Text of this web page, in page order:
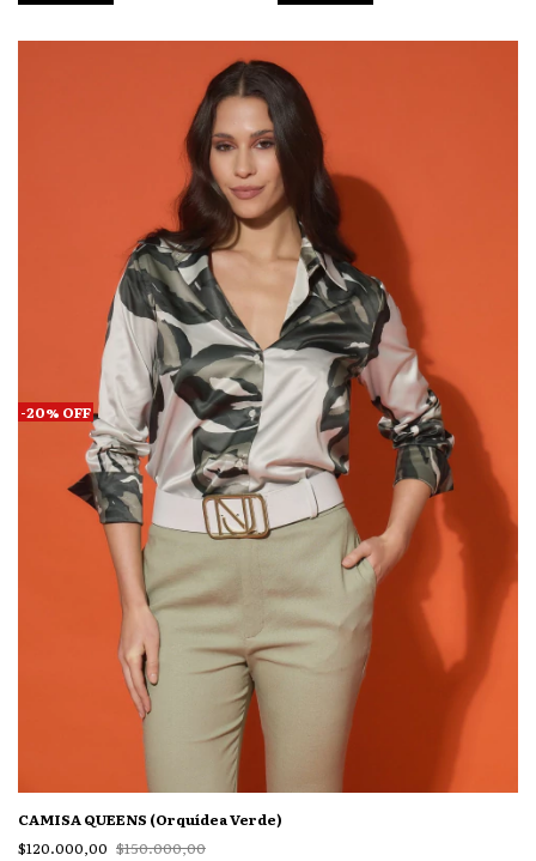
-20% OFF
CAMISA QUEENS (Orquídea Verde)
$120.000,00 $150.000,00